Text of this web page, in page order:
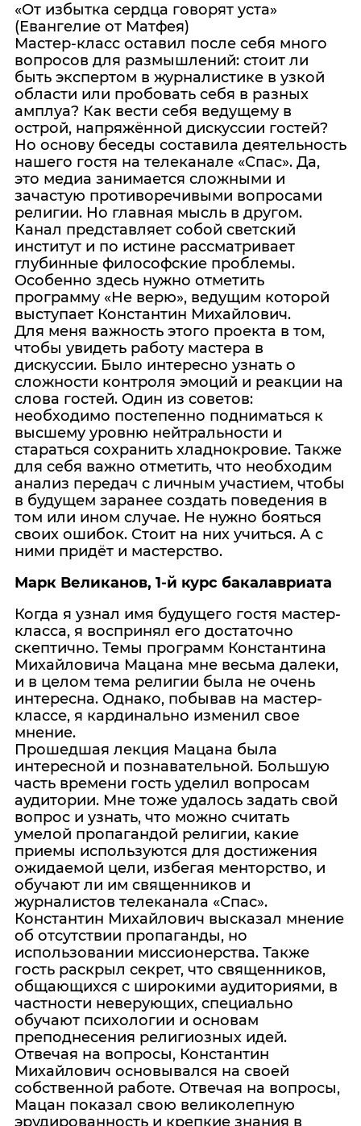
«От избытка сердца говорят уста»
(Евангелие от Матфея)
Мастер-класс оставил после себя много
вопросов для размышлений: стоит ли
быть экспертом в журналистике в узкой
области или пробовать себя в разных
амплуа? Как вести себя ведущему в
острой, напряжённой дискуссии гостей?
Но основу беседы составила деятельность
нашего гостя на телеканале «Спас». Да,
это медиа занимается сложными и
зачастую противоречивыми вопросами
религии. Но главная мысль в другом.
Канал представляет собой светский
институт и по истине рассматривает
глубинные философские проблемы.
Особенно здесь нужно отметить
программу «Не верю», ведущим которой
выступает Константин Михайлович.
Для меня важность этого проекта в том,
чтобы увидеть работу мастера в
дискуссии. Было интересно узнать о
сложности контроля эмоций и реакции на
слова гостей. Один из советов:
необходимо постепенно подниматься к
высшему уровню нейтральности и
стараться сохранить хладнокровие. Также
для себя важно отметить, что необходим
анализ передач с личным участием, чтобы
в будущем заранее создать поведения в
том или ином случае. Не нужно бояться
своих ошибок. Стоит на них учиться. А с
ними придёт и мастерство.
Марк Великанов, 1-й курс бакалавриата
Когда я узнал имя будущего гостя мастер-
класса, я воспринял его достаточно
скептично. Темы программ Константина
Михайловича Мацана мне весьма далеки,
и в целом тема религии была не очень
интересна. Однако, побывав на мастер-
классе, я кардинально изменил свое
мнение.
Прошедшая лекция Мацана была
интересной и познавательной. Большую
часть времени гость уделил вопросам
аудитории. Мне тоже удалось задать свой
вопрос и узнать, что можно считать
умелой пропагандой религии, какие
приемы используются для достижения
ожидаемой цели, избегая менторство, и
обучают ли им священников и
журналистов телеканала «Спас».
Константин Михайлович высказал мнение
об отсутствии пропаганды, но
использовании миссионерства. Также
гость раскрыл секрет, что священников,
общающихся с широкими аудиториями, в
частности неверующих, специально
обучают психологии и основам
преподнесения религиозных идей.
Отвечая на вопросы, Константин
Михайлович основывался на своей
собственной работе. Отвечая на вопросы,
Мацан показал свою великолепную
эрудированность и крепкие знания в